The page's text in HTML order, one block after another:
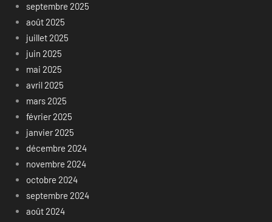
septembre 2025
août 2025
juillet 2025
juin 2025
mai 2025
avril 2025
mars 2025
février 2025
janvier 2025
décembre 2024
novembre 2024
octobre 2024
septembre 2024
août 2024